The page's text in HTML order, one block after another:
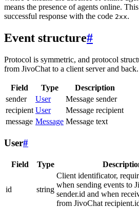
means the presence of agents online.
successful response with the code 2xx.
Event structure#
Protocol is symmetric, and protocol
from JivoChat to a client server and back.
Field Type
Description
sender
User
Message sender
recipient User
Message recipient
message Message Message text
User#
Field Type
id string
Client identificator,
when sending events to
sender.id and when
from JivoChat